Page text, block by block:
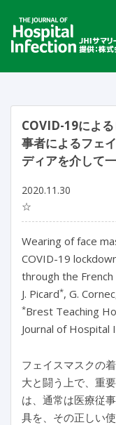
COVID-19によ
事者によるフェ
ディアを介して
2020.11.30
☆
Wearing of face
COVID-19
through the French
J. Picard*, G.
*Brest Teaching
Journal of
フェイスマスクの
大と闘う上で、重
は、通常は医療従
具を、その正しい